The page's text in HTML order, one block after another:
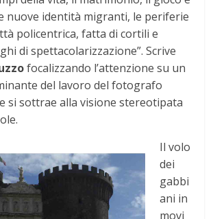
nuove identità migranti, le periferie
policentrica, fatta di cortili e
di spettacolarizzazione”. Scrive
focalizzando l’attenzione su un
del lavoro del fotografo
si sottrae alla visione stereotipata
Il volo
dei
gabbi
ani in
movi